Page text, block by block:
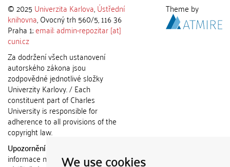
We use cookies
© 2025 Univerzita Karlova,Ústřední
knihovna, Ovocný trh 560/5, 116 36
Praha 1;email: admin-repozitar [at]
cuni.cz
Za dodržení všech ustanovení
autorského zákona jsou
zodpovědné jednotlivé složky
Univerzity Karlovy. / Each
constituent part of Charles
University is responsible for
adherence to all provisions of the
copyright law.
Upozornění / Notice:
informace nemohou být použity k
Theme by